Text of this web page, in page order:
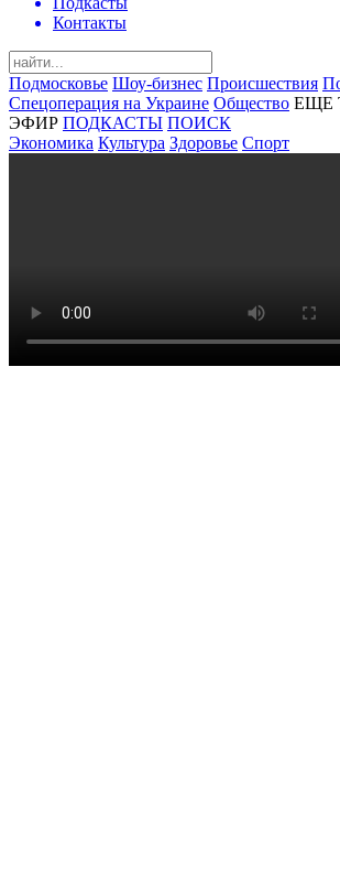
Контакты
Подмосковье Шоу-бизнес Происшествия
Спецоперация на Украине Общество ЕЩЕ
ЭФИР ПОДКАСТЫ ПОИСК
Экономика Культура Здоровье Спорт